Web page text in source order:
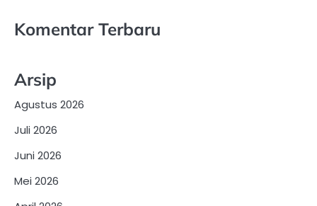
Komentar Terbaru
Arsip
Agustus 2026
Juli 2026
Juni 2026
Mei 2026